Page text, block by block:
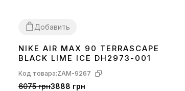
Добавить
3640 4142 434445
NIKE AIR MAX 90 TERRASCAPE
BLACK LIME ICE DH2973-001
Код товара:ZAM-9267
6075 грн3888 грн